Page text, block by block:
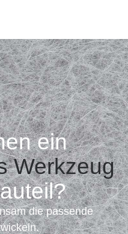
ein
Werkzeug
die passende